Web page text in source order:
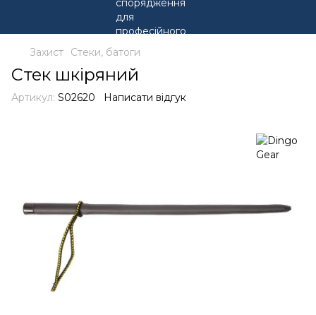
Захист Стеки, батоги
Стек шкіряний
Артикул: S02620 Написати відгук